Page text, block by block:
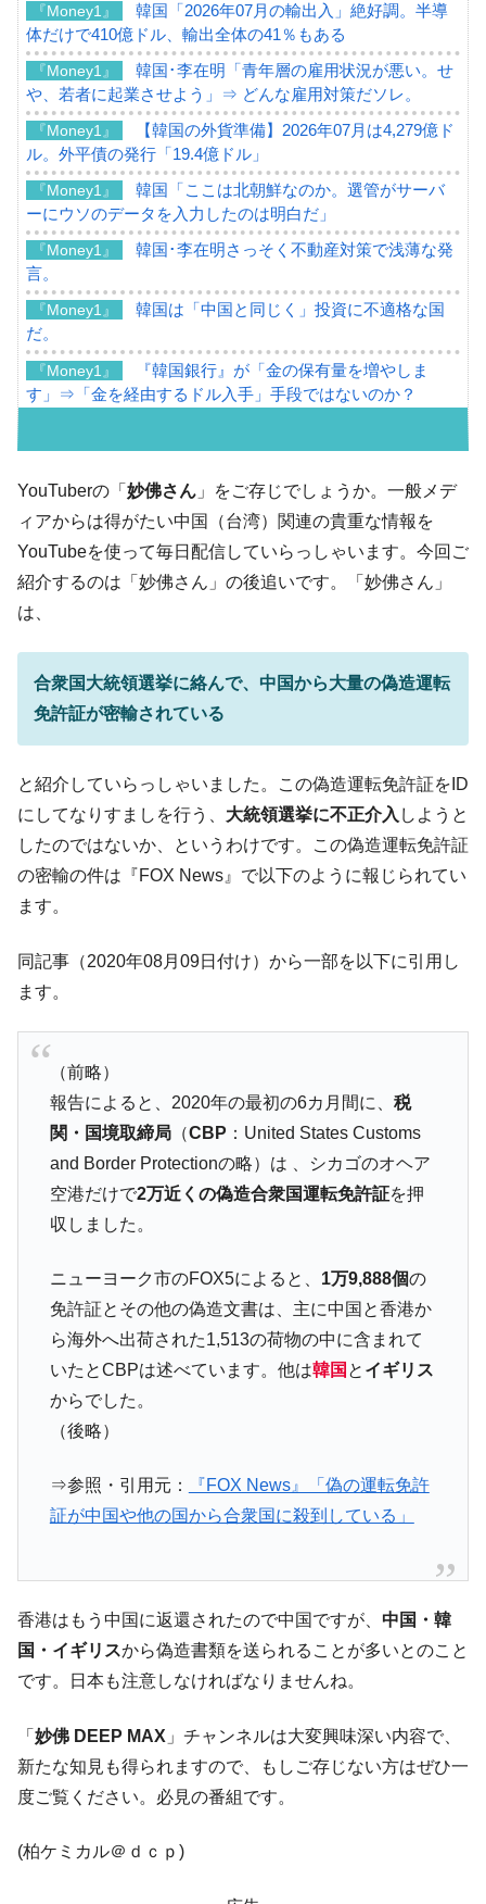
『Money1』
韓国「2026年07月の輸出入」絶好調。半導
体だけで410億ドル、輸出全体の41％もある
『Money1』
韓国･李在明「青年層の雇用状況が悪い。せ
や、若者に起業させよう」⇒ どんな雇用対策だソレ。
『Money1』
【韓国の外貨準備】2026年07月は4,279億ド
ル。外平債の発行「19.4億ドル」
『Money1』
韓国「ここは北朝鮮なのか。選管がサーバ
ーにウソのデータを入力したのは明白だ」
『Money1』
韓国･李在明さっそく不動産対策で浅薄な発
言。
『Money1』
韓国は「中国と同じく」投資に不適格な国
だ。
『Money1』
『韓国銀行』が「金の保有量を増やしま
す」⇒「金を経由するドル入手」手段ではないのか？
ル」まで拡大 ⇒ 海外資金の動きに強く左右される状態
『Money1』
韓国･帰ってきた李在明。李在明を支持しな
い「50.5％」に上昇
『Money1』
韓国大統領府ボンクラ政策室長が告発され
た ⇒ 国家が行った恐るべき株価操作であり、空前の国政壟
断
動」
『Money1』
中国だけが鉄鋼輸出を異常増加させる ⇒ 中
国の過剰生産が世界を蝕む。
種は全般的「不調」⇒ PSIが示す現況は決して良くない。
『Money1』
【米韓激突案件】韓国消費者院が『クーパ
ン』1人当たり賠償10万ウォンを認定 ⇒ 総額3兆7,000億
『Money1』 韓国で猛暑。南東部では干ばつ
『Money1』
『Money1』
【対日本円】ウォン安が急進！ 日米の協調
に韓国がいっちょがみしたのでは。
『Money1』
韓国政府『BYD』車への補助金を全廃 ⇒ 実
は韓国で『BYD』車は売れている。6カ月で対前年同期比
1.9倍！
『Money1』
在韓米国大使スティールが着韓！⇒ さっそ
く空港に詰めかけ「出て行け！」「極右勢力」のプラカー
ドを掲げる「在韓反米勢力」
『Money1』
韓国政府「2035年までに18.4GW規模のAIデ
ータセンター整備」⇒ だから無理だってば。
ほぼ終わった」
『Money1』
韓国『国民年金公団』株価暴落で200兆蒸
発。
『Money1』
韓国政府「ニセＫ-ブランドを通報しようキ
ャンペーン」⇒ あの名物教授も登場！
『Money1』
『Money1』
韓国鉄鋼最大手『POSCO』ズブズブ沈む。
営業利益80.2％も減少
にぶん殴る法案」提出！⇒ クーパン問題は合衆国企業に対
『Money1』
韓国ボンクラ政策室長･金容範、株価暴落に
他人事のような発言。
業績「史上最高益」当期純利益は前年同期比13.4倍に。
『Money1』
韓国･加徳島新国際空港「またも暗礁」の危
機 ⇒ 10.7兆では損が出るからできない。
日(水)もサイドカー・サーキットブレイカーの二段コンボ
YouTuberの「 妙佛さん 」をご存じでしょうか。一般メデ
ィアからは得がたい中国（台湾）関連の貴重な情報を
YouTubeを使って毎日配信していらっしゃいます。今回ご
紹介するのは「妙佛さん」の後追いです。「妙佛さん」
は、
合衆国大統領選挙に絡んで、中国から大量の偽造運転
免許証が密輸されている
と紹介していらっしゃいました。この偽造運転免許証をID
にしてなりすましを行う、 大統領選挙に不正介入 しようと
したのではないか、というわけです。この偽造運転免許証
の密輸の件は『FOX News』で以下のように報じられてい
ます。
同記事（2020年08月09日付け）から一部を以下に引用し
ます。
（前略）
報告によると、2020年の最初の6カ月間に、 税
関・国境取締局（CBP ：United States Customs
and Border Protectionの略）は 、シカゴのオヘア
空港だけで2万近くの偽造合衆国運転免許証を押
収しました。
ニューヨーク市のFOX5によると、 1万9,888個の
免許証とその他の偽造文書は、主に中国と香港か
ら海外へ出荷された1,513の荷物の中に含まれて
いたとCBPは述べています。他は韓国 と イギリス
からでした。
（後略）
⇒参照・引用元：
『FOX News』「偽の運転免許
証が中国や他の国から合衆国に殺到している」
香港はもう中国に返還されたので中国ですが、 中国・韓
国・イギリスから偽造書類を送られることが多いとのこと
です。日本も注意しなければなりませんね。
「 妙佛 DEEP MAX 」チャンネルは大変興味深い内容で、
新たな知見も得られますので、もしご存じない方はぜひ一
度ご覧ください。必見の番組です。
(柏ケミカル＠ｄｃｐ)